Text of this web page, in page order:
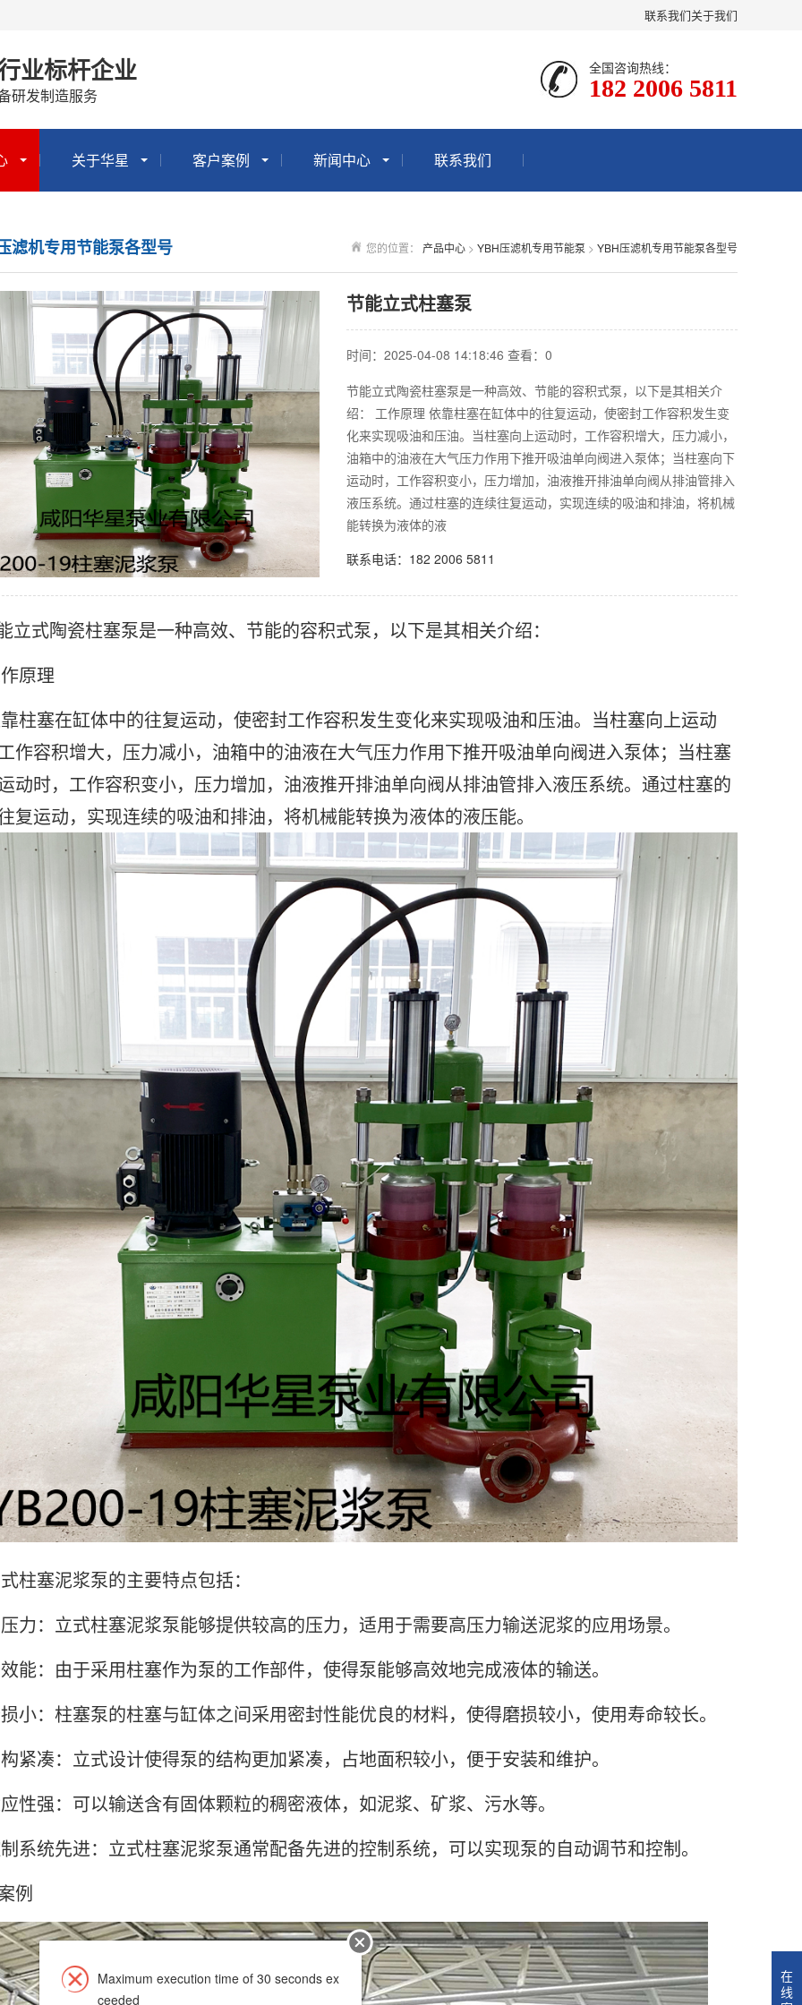
联系我们关于我们
业标杆企业
研发制造服务
全国咨询热线：
182 2006 5811
关于华星 客户案例 新闻中心 联系我们
您的位置： 产品中心 > YBH压滤机专用节能泵 > YBH压滤机专用节能泵各型号
滤机专用节能泵各型号
节能立式柱塞泵
时间：2025-04-08 14:18:46 查看： 0
节能立式陶瓷柱塞泵是一种高效、节能的容积式泵，以下是其相关介
绍： 工作原理 依靠柱塞在缸体中的往复运动，使密封工作容积发生变
化来实现吸油和压油。当柱塞向上运动时，工作容积增大，压力减小，
油箱中的油液在大气压力作用下推开吸油单向阀进入泵体；当柱塞向下
运动时，工作容积变小，压力增加，油液推开排油单向阀从排油管排入
液压系统。通过柱塞的连续往复运动，实现连续的吸油和排油，将机械
能转换为液体的液
联系电话：182 2006 5811
立式陶瓷柱塞泵是一种高效、节能的容积式泵，以下是其相关介绍：
原理
塞在缸体中的往复运动，使密封工作容积发生变化来实现吸油和压油。当柱塞向上运动
作容积增大，压力减小，油箱中的油液在大气压力作用下推开吸油单向阀进入泵体；当柱塞
动时，工作容积变小，压力增加，油液推开排油单向阀从排油管排入液压系统。通过柱塞的
复运动，实现连续的吸油和排油，将机械能转换为液体的液压能。
塞泥浆泵的主要特点包括：
：立式柱塞泥浆泵能够提供较高的压力，适用于需要高压力输送泥浆的应用场景。
：由于采用柱塞作为泵的工作部件，使得泵能够高效地完成液体的输送。
：柱塞泵的柱塞与缸体之间采用密封性能优良的材料，使得磨损较小，使用寿命较长。
凑：立式设计使得泵的结构更加紧凑，占地面积较小，便于安装和维护。
强：可以输送含有固体颗粒的稠密液体，如泥浆、矿浆、污水等。
统先进：立式柱塞泥浆泵通常配备先进的控制系统，可以实现泵的自动调节和控制。
例
在
线
Maximum execution time of 30 seconds ex
ceeded